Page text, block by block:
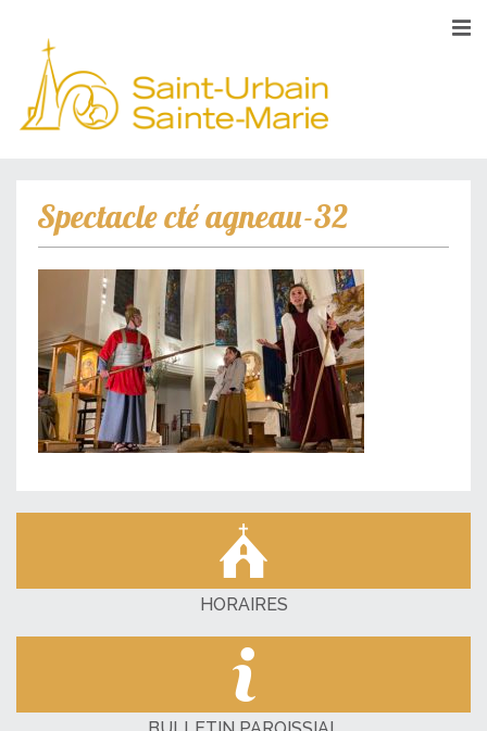
Spectacle cté agneau-32
HORAIRES